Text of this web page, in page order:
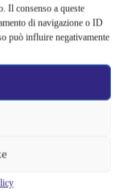
Il consenso a queste
di navigazione o ID
può influire negativamente
Zak Penn conferma il
film
Serie, film e
ferita | Il finale
mesi per trovare un